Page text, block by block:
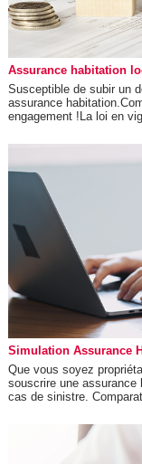
Assurance habitation
Susceptible de subir un
assurance
engagement !La loi en
Simulation Assurance
Que vous soyez
souscrire une assurance
cas de sinistre.